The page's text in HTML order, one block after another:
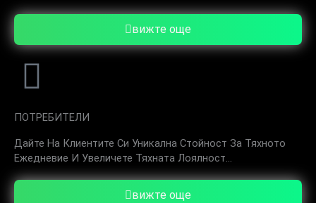
вижте още
ПОТРЕБИТЕЛИ
Дайте На Клиентите Си Уникална Стойност За Тяхното
Ежедневие И Увеличете Тяхната Лоялност...
вижте още